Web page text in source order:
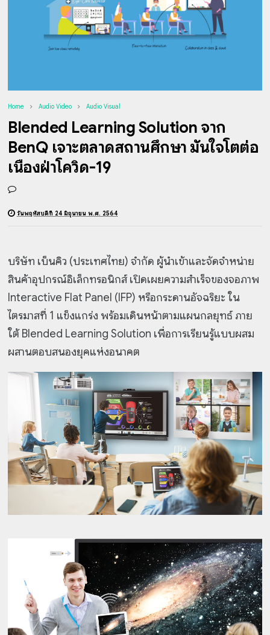
Home Audio Video Audio Visual
Blended Learning Solution จาก
BenQ เจาะตลาดสถานศึกษา มั่นใจโตต่อ
เนื่องฝ่าโควิด-19
วันพฤหัสบดีที่ 24 มิถุนายน พ.ศ. 2564
บริษัท เบ็นคิว (ประเทศไทย) จำกัด ผู้นำเข้าและจัดจำหน่าย
สินค้าอุปกรณ์อิเล็กทรอนิกส์ เปิดเผยความสำเร็จของจอภาพ
Interactive Flat Panel (IFP) หรือกระดานอัจฉริยะ ใน
ไตรมาสที่ 1 แข็งแกร่ง พร้อมเดินหน้าตามแผนกลยุทธ์ ภาย
ใต้ Blended Learning Solution เพื่อการเรียนรู้แบบผสม
ผสานตอบสนองยุคแห่งอนาคต